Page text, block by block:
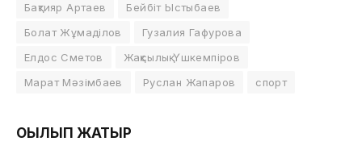
Бақтияр Артаев
Бейбіт Ыстыбаев
Болат Жұмаділов
Гузалия Гафурова
Елдос Сметов
Жақсылық Үшкемпіров
Марат Мәзімбаев
Руслан Жапаров спорт
ОҚЫЛЫП ЖАТЫР